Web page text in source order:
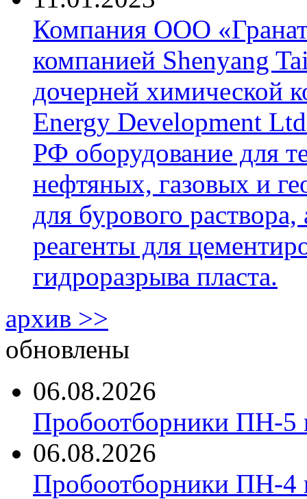
Компания ООО
компанией Shenyang
дочерней химической
Energy Development
РФ оборудование для
нефтяных, газовых и
для бурового
реагенты для
гидроразрыва пласта.
архив >>
обновлены
06.08.2026
Пробоотборники ПН-
06.08.2026
Пробоотборники ПН-